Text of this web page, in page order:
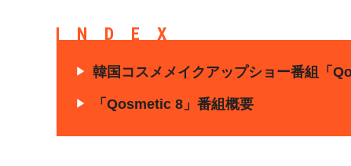
INDEX
韓国コスメメイクアップショー番組「
「Qosmetic 8」番組概要